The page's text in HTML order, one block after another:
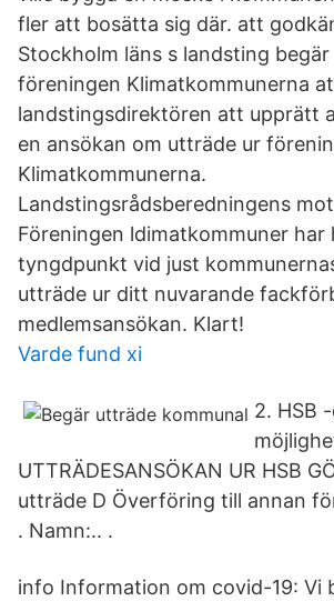
fler att bosätta sig där. att
Stockholm läns s landsting
föreningen Klimatkommunerna
landstingsdirektören att upprätt
en ansökan om utträde ur
Klimatkommunerna.
Landstingsrådsberedningens
Föreningen ldimatkommuner
tyngdpunkt vid just
utträde ur ditt nuvarande
medlemsansökan. Klart!
Varde fund xi
2. HSB
UTTRÄDESANSÖKAN UR HSB
utträde D Överföring till annan
. Namn:.. .
info Information om covid-19: Vi